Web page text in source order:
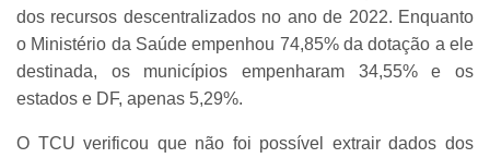
dos recursos descentralizados no ano de 2022. Enquanto
o Ministério da Saúde empenhou 74,85% da dotação a ele
destinada, os municípios empenharam 34,55% e os
estados e DF, apenas 5,29%.
O TCU verificou que não foi possível extrair dados dos